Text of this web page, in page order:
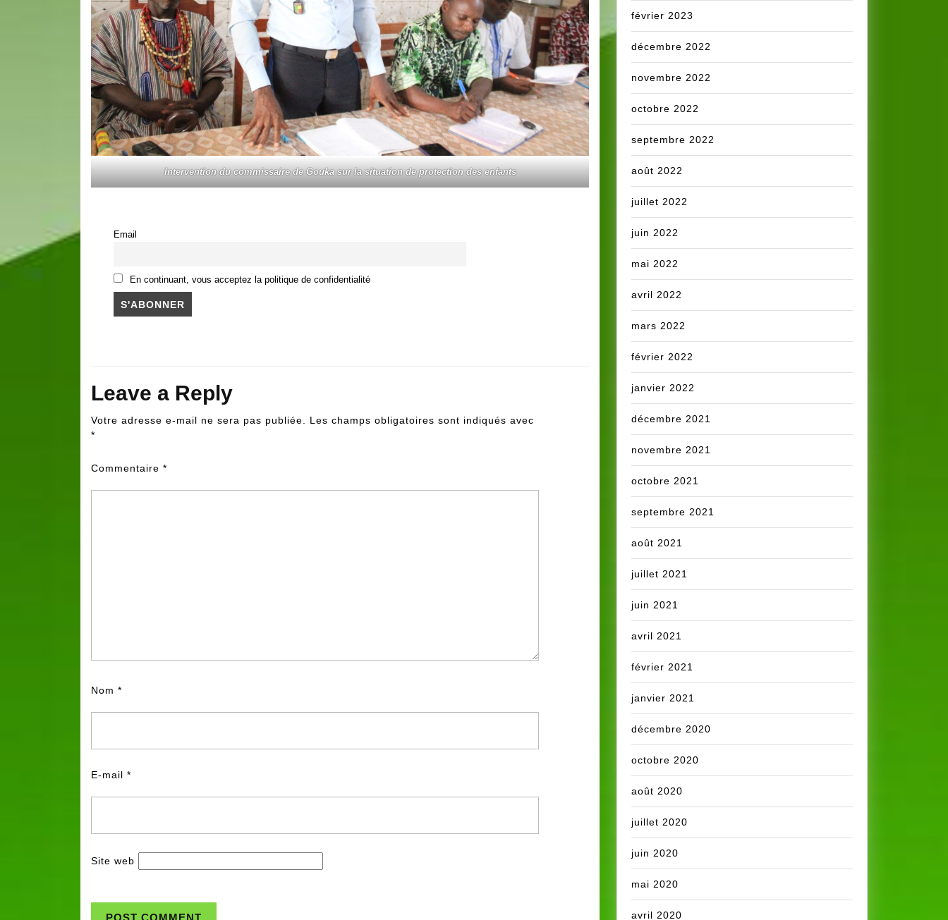
Intervention du commissaire de Gouka sur la situation de protection des enfants
Email
En continuant, vous acceptez la politique de confidentialité
Leave a Reply
Votre adresse e-mail ne sera pas publiée. Les champs obligatoires sont indiqués avec
*
Commentaire *
Nom *
E-mail *
Site web
février 2023
décembre 2022
novembre 2022
octobre 2022
septembre 2022
août 2022
juillet 2022
juin 2022
mai 2022
avril 2022
mars 2022
février 2022
janvier 2022
décembre 2021
novembre 2021
octobre 2021
septembre 2021
août 2021
juillet 2021
juin 2021
avril 2021
février 2021
janvier 2021
décembre 2020
octobre 2020
août 2020
juillet 2020
juin 2020
mai 2020
avril 2020